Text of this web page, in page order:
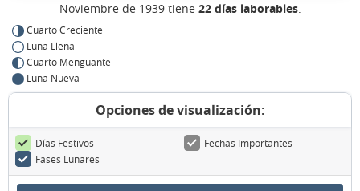
Noviembre de 1939 tiene 22 días laborables.
Cuarto Creciente
Luna Llena
Cuarto Menguante
Luna Nueva
Opciones de visualización:
Días Festivos
Fechas Importantes
Fases Lunares